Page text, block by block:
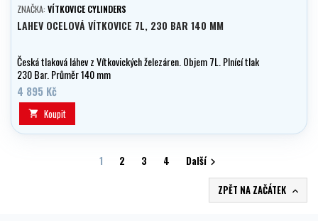
ZNAČKA: VÍTKOVICE CYLINDERS
LAHEV OCELOVÁ VÍTKOVICE 7L, 230 BAR 140 MM
Česká tlaková láhev z Vítkovických železáren. Objem 7L. Plnící tlak
230 Bar. Průměr 140 mm
4 895 Kč
 Koupit
1 2 3 4 Další
ZPĚT NA ZAČÁTEK 